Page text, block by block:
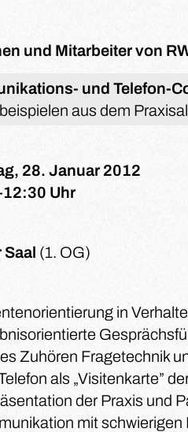
und Mitarbeiter von
und Telefon-
aus dem
28. Januar 2012
Uhr
Saal (1. OG)
in
Zuhören Fragetechnik
als „Visitenkarte”
der Praxis und
mit schwierigen